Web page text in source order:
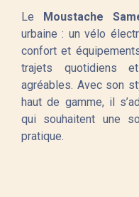
Le Moustache
urbaine : un vélo
confort et
trajets quotidiens
agréables. Avec son
haut de gamme, il
qui souhaitent une
pratique.